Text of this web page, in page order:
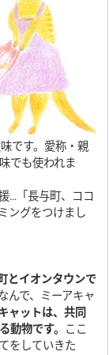
です。愛称・親
でも使われま
…「長与町、ココ
ングをつけまし
とイオンタウンで
んで、ミーアキャ
ャットは、共同
動物です。 ここ
をしていきた